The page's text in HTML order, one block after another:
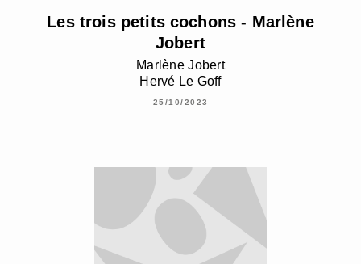
Les trois petits cochons - Marlène
Jobert
Marlène Jobert
Hervé Le Goff
25/10/2023